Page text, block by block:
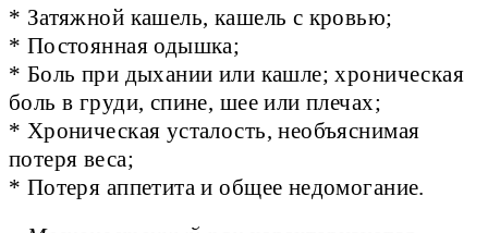
* Затяжной кашель, кашель с кровью;
* Постоянная одышка;
* Боль при дыхании или кашле; хроническая
боль в груди, спине, шее или плечах;
* Хроническая усталость, необъяснимая
потеря веса;
* Потеря аппетита и общее недомогание.